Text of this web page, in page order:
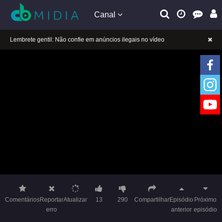
Canal
A tocar：Céu quentinho na noite fria-28
ComentáriosReportar
erro
Atualizar 13 290 CompartilharEpisódio
anterior
Próximo
episódio